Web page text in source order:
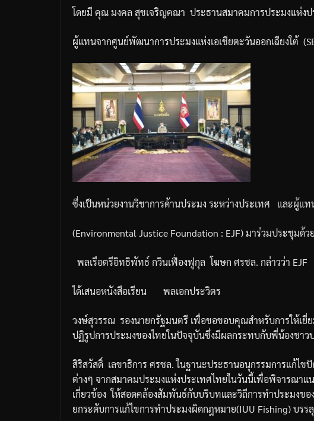
โดยมี คุณมงคล สุขเจริญคณา ประธานสมาคมการประมงแห่ง
ผู้แทนจากศูนย์พัฒนาการประมงแห่งเอเชียตะวันออกเฉียงใต้
ซึ่งเป็นหน่วยงานวิชาการด้านประมง ระหว่างประเทศ และผู้แท
(Environmental Justice Foundation : EJF)มาร่วมประชุมด้วย
พลเรือตรีอิทธิพัทธ์ กวินเฟื่องฟูกุล โฆษก ศรชล. กล่าวว่า EJF
ได้เสนอหนังสือเรียน พลเอกประวิตร
วงษ์สุวรรณ รองนายกรัฐมนตรี เพื่อขอขอบคุณสำหรับการให้เยี่
ปฏิรูปการประมงของไทยในปัจจุบันซึ่งมีผลกระทบกับพี่น้องชาว
สิริสวัสดิ์ เลขาธิการ ศรชล.ในฐานะประธานอนุกรรมการแก้ไ
ต่างๆ จากสมาคมประมงแห่งประเทศไทยในวันนี้เพื่อพิจารณา
เกี่ยวข้อง ให้สอดคล้องสัมพันธ์กับบริบทและวิถีการทำประมงขอ
ยกระดับการแก้ไขการทำประมงผิดกฎหมาย(IUU Fishing)บรร